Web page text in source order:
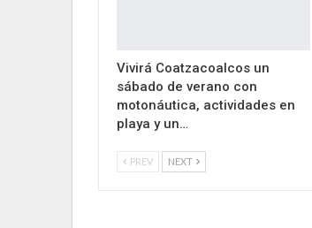
Vivirá Coatzacoalcos un
sábado de verano con
motonáutica, actividades en
playa y un…
PREV NEXT